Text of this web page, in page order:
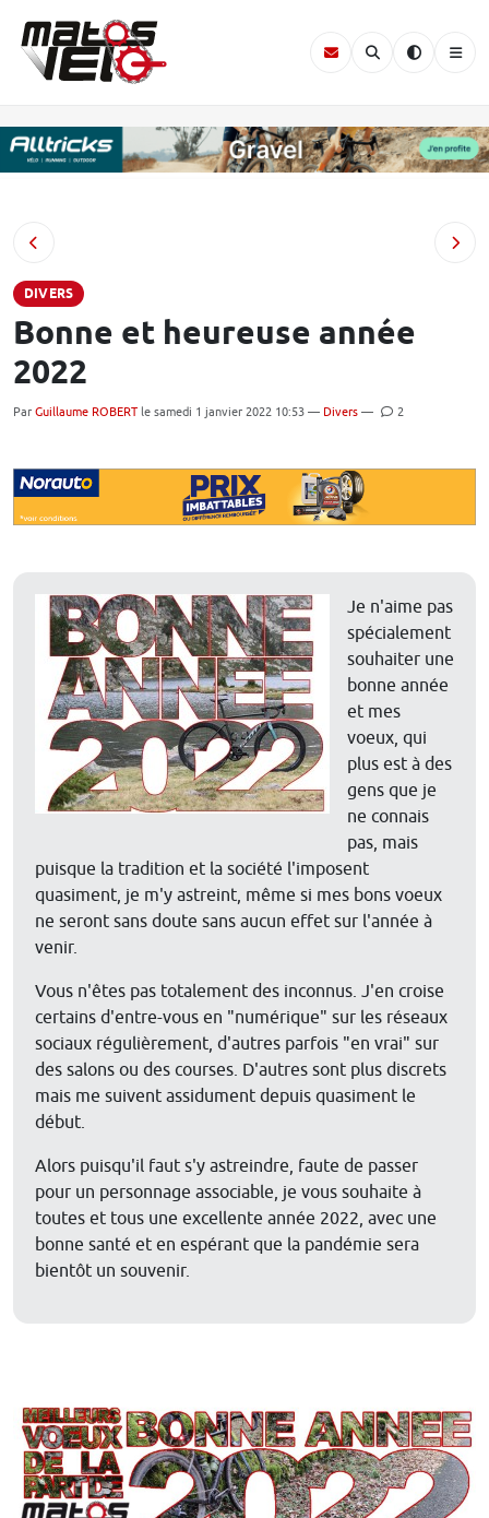
DIVERS
Bonne et heureuse année
2022
Par Guillaume ROBERT le samedi 1 janvier 2022 10:53 — Divers — 2
Je n'aime pas
spécialement
souhaiter une
bonne année
et mes
voeux, qui
plus est à des
gens que je
ne connais
pas, mais
puisque la tradition et la société l'imposent
quasiment, je m'y astreint, même si mes bons voeux
ne seront sans doute sans aucun effet sur l'année à
venir.
Vous n'êtes pas totalement des inconnus. J'en croise
certains d'entre-vous en "numérique" sur les réseaux
sociaux régulièrement, d'autres parfois "en vrai" sur
des salons ou des courses. D'autres sont plus discrets
mais me suivent assidument depuis quasiment le
début.
Alors puisqu'il faut s'y astreindre, faute de passer
pour un personnage associable, je vous souhaite à
toutes et tous une excellente année 2022, avec une
bonne santé et en espérant que la pandémie sera
bientôt un souvenir.